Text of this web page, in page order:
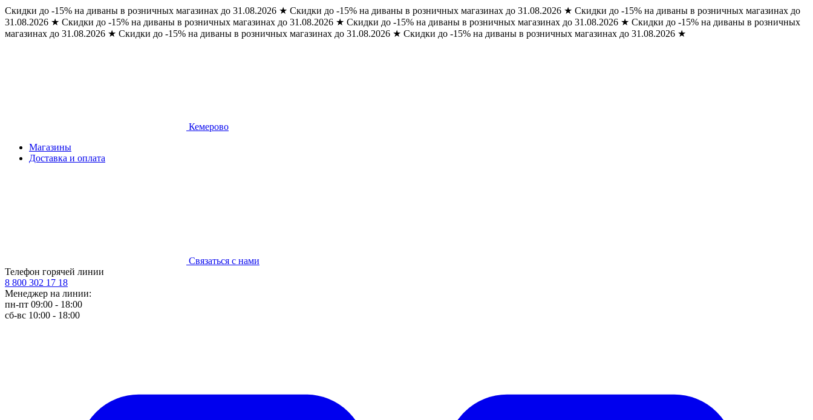
Скидки до -15% на диваны в розничных магазинах до 31.08.2026 ★ Скидки до -15% на диваны в розничных магазинах до 31.08.2026 ★ Скидки до -15% на диваны в розничных магазинах до
31.08.2026 ★ Скидки до -15% на диваны в розничных магазинах до 31.08.2026 ★ Скидки до -15% на диваны в розничных магазинах до 31.08.2026 ★ Скидки до -15% на диваны в розничных
магазинах до 31.08.2026 ★ Скидки до -15% на диваны в розничных магазинах до 31.08.2026 ★ Скидки до -15% на диваны в розничных магазинах до 31.08.2026 ★
Кемерово
Магазины
Доставка и оплата
Связаться с нами
Телефон горячей линии
8 800 302 17 18
Менеджер на линии:
пн-пт 09:00 - 18:00
сб-вс 10:00 - 18:00